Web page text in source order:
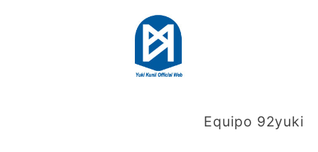
Equipo 92yuki